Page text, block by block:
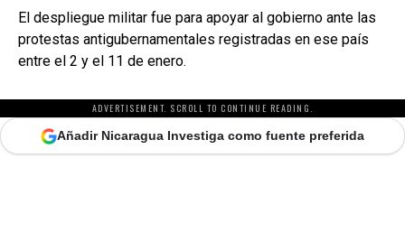
El despliegue militar fue para apoyar al gobierno ante las
protestas antigubernamentales registradas en ese país
entre el 2 y el 11 de enero.
ADVERTISEMENT. SCROLL TO CONTINUE READING.
Añadir Nicaragua Investiga como fuente preferida